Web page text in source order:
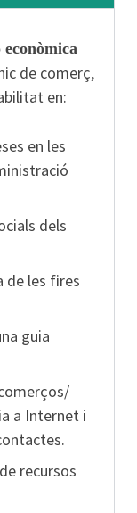
de comerç,
en:
en les
dels
de les fires
guia
a Internet i
recursos